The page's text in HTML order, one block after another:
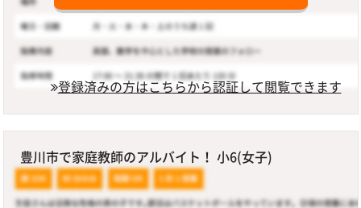
登録済みの方はこちらから認証して閲覧できます
豊川市で家庭教師のアルバイト！ 小6(女子)